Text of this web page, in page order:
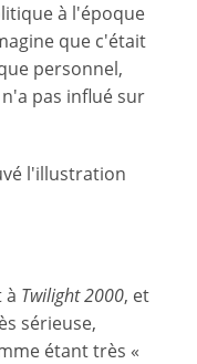
à l'époque
que c'était
personnel,
pas influé sur
l'illustration
à Twilight 2000, et
sérieuse,
étant très «